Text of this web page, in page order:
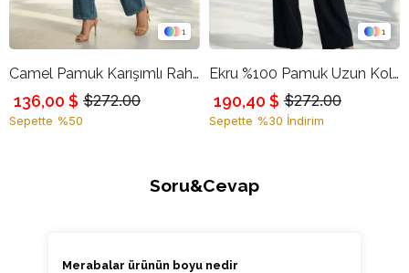
1
Camel Pamuk Karışımlı Rahat Kesim Uzun Kollu Gömlek
$272.00
136,00 $
Sepette %50
1
Ekru %100 Pamuk Uzun Kollu Bel Detaylı Gömlek
$272.00
190,40 $
Sepette %30 İndirim
Soru&Cevap
Merabalar ürünün boyu nedir